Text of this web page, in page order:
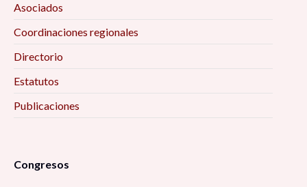
Asociados
Coordinaciones regionales
Directorio
Estatutos
Publicaciones
Congresos